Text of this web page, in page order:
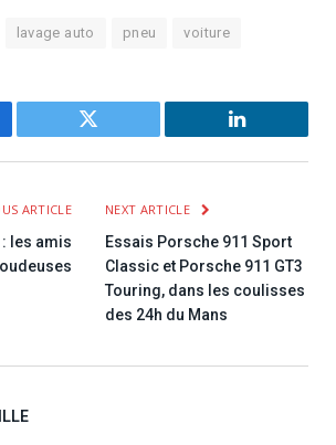
lavage auto pneu voiture
Twitter LinkedIn
ARTICLE
les amis
NEXT ARTICLE
Essais Porsche 911 Sport
Classic et Porsche 911 GT3
Touring, dans les coulisses
des 24h du Mans